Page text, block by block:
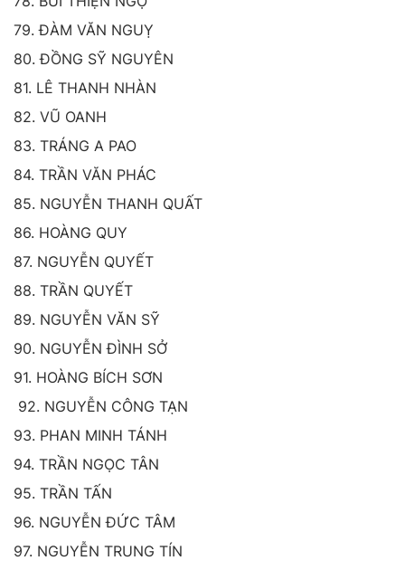
79. ĐÀM VĂN NGUỴ
80. ĐỒNG SỸ NGUYÊN
81. LÊ THANH NHÀN
82. VŨ OANH
83. TRÁNG A PAO
84. TRẦN VĂN PHÁC
85. NGUYỄN THANH QUẤT
86. HOÀNG QUY
87. NGUYỄN QUYẾT
88. TRẦN QUYẾT
89. NGUYỄN VĂN SỸ
90. NGUYỄN ĐÌNH SỞ
91. HOÀNG BÍCH SƠN
92. NGUYỄN CÔNG TẠN
93. PHAN MINH TÁNH
94. TRẦN NGỌC TÂN
95. TRẦN TẤN
96. NGUYỄN ĐỨC TÂM
97. NGUYỄN TRUNG TÍN